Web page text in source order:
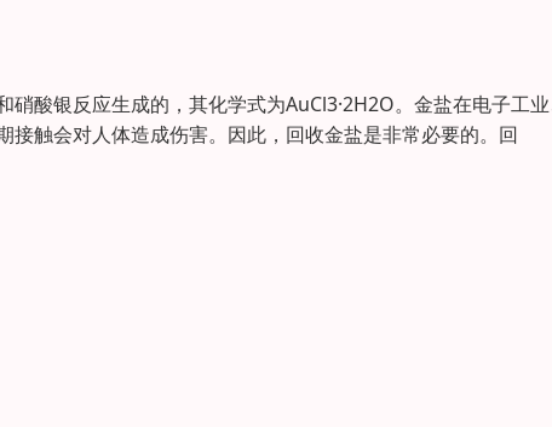
酸银反应生成的，其化学式为AuCl3·2H2O。金盐在电子工
触会对人体造成伤害。因此，回收金盐是非常必要的。回